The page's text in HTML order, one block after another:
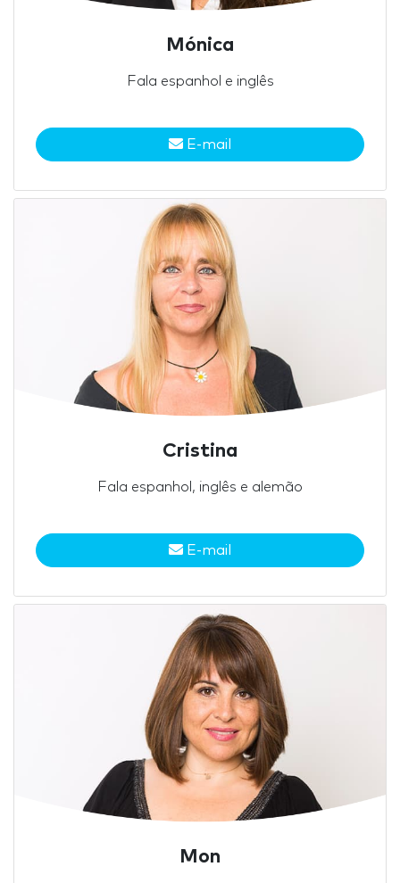
Mónica
Fala espanhol e inglês
E-mail
Cristina
Fala espanhol, inglês e alemão
E-mail
Mon